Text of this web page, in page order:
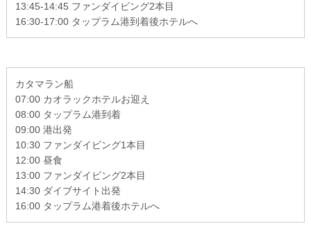
13:45-14:45 ファンダイビング2本目
16:30-17:00 タップラム港到着後ホテルへ
カタマラン船
07:00 カオラックホテルお迎え
08:00 タップラム港到着
09:00 港出発
10:30 ファンダイビング1本目
12:00 昼食
13:00 ファンダイビング2本目
14:30 ダイブサイト出発
16:00 タップラム港着後ホテルへ